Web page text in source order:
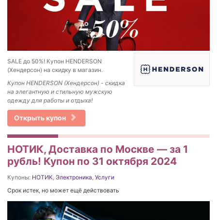
SALE до 50%! Купон HENDERSON
(Хендерсон) на скидку в магазин.
Купон HENDERSON (Хендерсон) - скидка
на элегантную и стильную мужскую
одежду для работы и отдыха!
Открыть купон
НОТИК, Доставка по Москве — за 1
рубль! Купон по 31 октября 2024
Купоны: НОТИК, Электроника, Услуги
Срок истек, но может ещё действовать